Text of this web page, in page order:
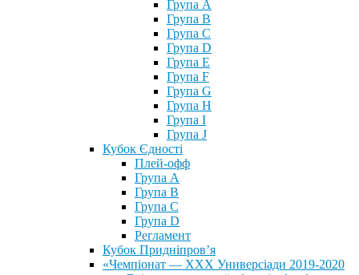
Група A
Група B
Група C
Група D
Група E
Група F
Група G
Група H
Група I
Група J
Кубок Єдності
Плей-офф
Група А
Група В
Група С
Група D
Регламент
Кубок Придніпров’я
«Чемпіонат — ХХХ Универсіади 2019-2020